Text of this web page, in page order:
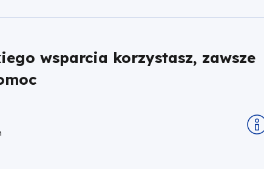
wsparcia korzystasz, zawsze